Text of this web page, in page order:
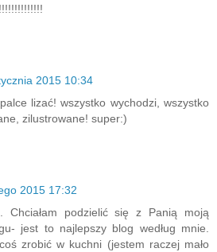
2015 10:34
lizać! wszystko wychodzi, wszystko
zilustrowane! super:)
2015 17:32
Chciałam podzielić się z Panią moją
jest to najlepszy blog według mnie.
zrobić w kuchni (jestem raczej mało